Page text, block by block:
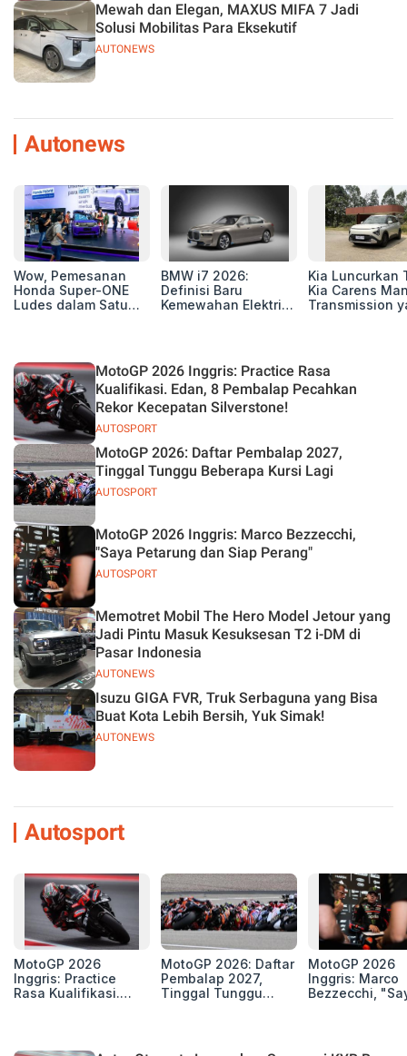
AUTONEWS
Mewah dan Elegan, MAXUS MIFA 7 Jadi
Solusi Mobilitas Para Eksekutif
Autonews
Wow, Pemesanan
Honda Super-ONE
Ludes dalam Satu
BMW i7 2026:
Definisi Baru
Kemewahan Elektrik
Kia Luncurkan
Kia Carens
Transmission
AUTOSPORT
MotoGP 2026 Inggris: Practice Rasa
Kualifikasi. Edan, 8 Pembalap Pecahkan
Rekor Kecepatan Silverstone!
AUTOSPORT
MotoGP 2026: Daftar Pembalap 2027,
Tinggal Tunggu Beberapa Kursi Lagi
AUTOSPORT
MotoGP 2026 Inggris: Marco Bezzecchi,
"Saya Petarung dan Siap Perang"
AUTONEWS
Memotret Mobil The Hero Model Jetour yang
Jadi Pintu Masuk Kesuksesan T2 i-DM di
Pasar Indonesia
AUTONEWS
Isuzu GIGA FVR, Truk Serbaguna yang Bisa
Buat Kota Lebih Bersih, Yuk Simak!
Autosport
MotoGP 2026
Inggris: Practice
Rasa Kualifikasi.
Silverstone!
MotoGP 2026: Daftar
Pembalap 2027,
Tinggal Tunggu
MotoGP 2026
Inggris: Marco
Bezzecchi,